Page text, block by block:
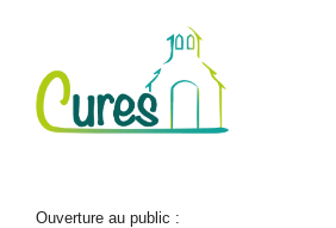
Ouverture au public :